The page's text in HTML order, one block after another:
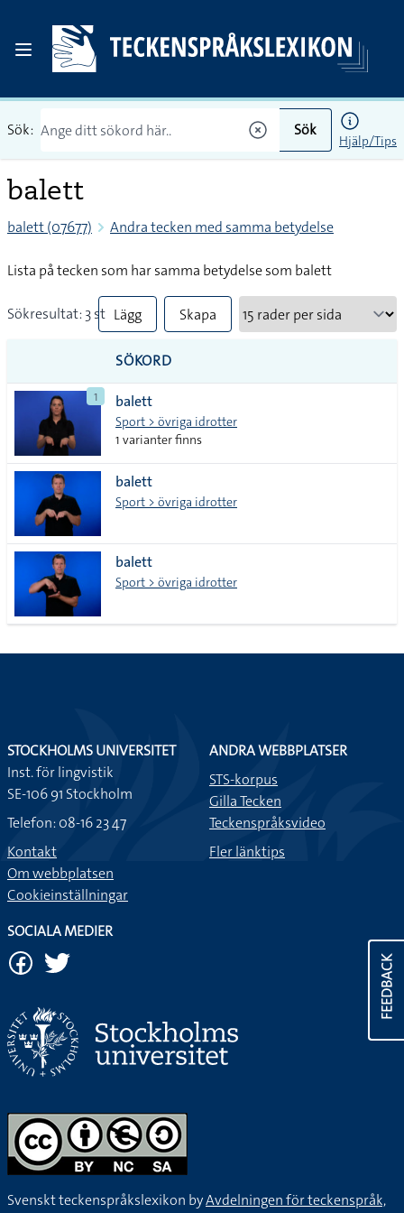
Sök: Sök
Hjälp/Tips
balett
balett (07677) Andra tecken med samma betydelse
Lista på tecken som har samma betydelse som balett
Sökresultat: 3 st Lägg
till
alla i
lista
Skapa
SÖKORD
1 balett
Sport > övriga idrotter
1 varianter finns
balett
Sport > övriga idrotter
balett
Sport > övriga idrotter
FEEDBACK
STOCKHOLMS UNIVERSITET
Inst. för lingvistik
SE-106 91 Stockholm
Telefon: 08-16 23 47
Kontakt
Om webbplatsen
Cookieinställningar
ANDRA WEBBPLATSER
STS-korpus
Gilla Tecken
Teckenspråksvideo
Fler länktips
SOCIALA MEDIER
Svenskt teckenspråkslexikon byAvdelningen för teckenspråk,